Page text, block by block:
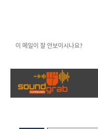
이 메일이 잘 안보이시나요?